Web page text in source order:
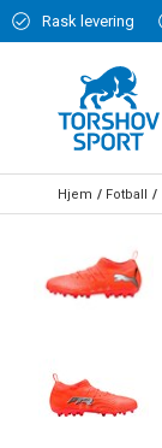
Rask levering
Hjem Fotball